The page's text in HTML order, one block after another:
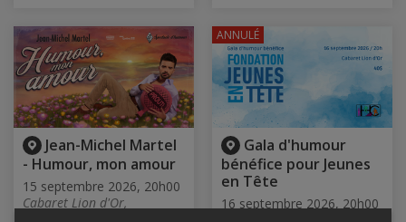
Jean-Michel Martel
- Humour, mon amour
15 septembre 2026, 20h00
Cabaret Lion d'Or,
Gala d'humour
bénéfice pour Jeunes
en Tête
16 septembre 2026, 20h00
ANNULÉ